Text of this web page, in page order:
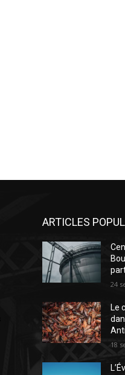
ARTICLES
24
Le
18